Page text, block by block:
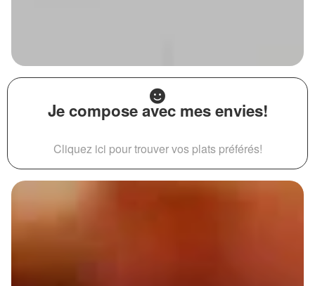
Je compose avec mes envies!
Cliquez ici pour trouver vos plats préférés!